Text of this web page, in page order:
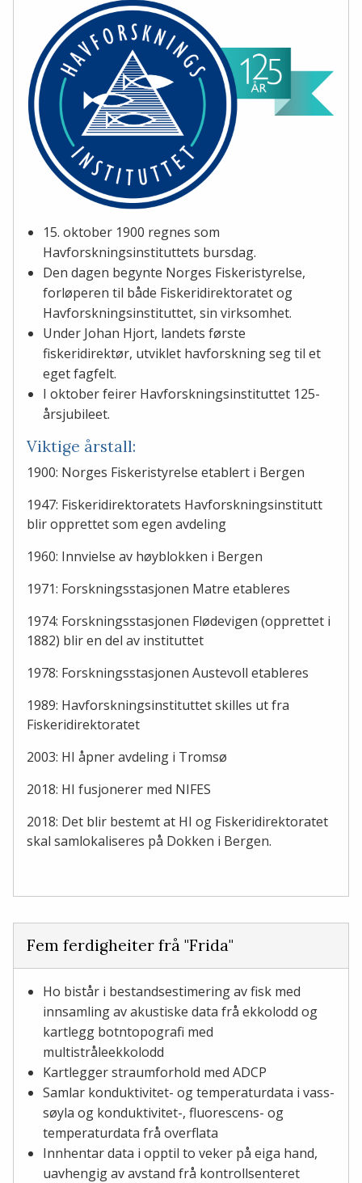
15. oktober 1900 regnes som
Havforskningsinstituttets bursdag.
Den dagen begynte Norges Fiskeristyrelse,
forløperen til både Fiskeridirektoratet og
Havforskningsinstituttet, sin virksomhet.
Under Johan Hjort, landets første
fiskeridirektør, utviklet havforskning seg til et
eget fagfelt.
I oktober feirer Havforskningsinstituttet 125-
årsjubileet.
Viktige årstall:
1900: Norges Fiskeristyrelse etablert i Bergen
1947: Fiskeridirektoratets Havforskningsinstitutt
blir opprettet som egen avdeling
1960: Innvielse av høyblokken i Bergen
1971: Forskningsstasjonen Matre etableres
1974: Forskningsstasjonen Flødevigen (opprettet i
1882) blir en del av instituttet
1978: Forskningsstasjonen Austevoll etableres
1989: Havforskningsinstituttet skilles ut fra
Fiskeridirektoratet
2003: HI åpner avdeling i Tromsø
2018: HI fusjonerer med NIFES
2018: Det blir bestemt at HI og Fiskeridirektoratet
skal samlokaliseres på Dokken i Bergen.​​​
Fem ferdigheiter frå "Frida"
Ho bistår i bestandsestimering av fisk med
innsamling av akustiske data frå ekkolodd og
kartlegg botntopografi med
multistråleekkolodd
Kartlegger straumforhold med ADCP
Samlar konduktivitet- og temperaturdata i vass-
søyla og konduktivitet-, fluorescens- og
temperaturdata frå overflata
Innhentar data i opptil to veker på eiga hand,
uavhengig av avstand frå kontrollsenteret